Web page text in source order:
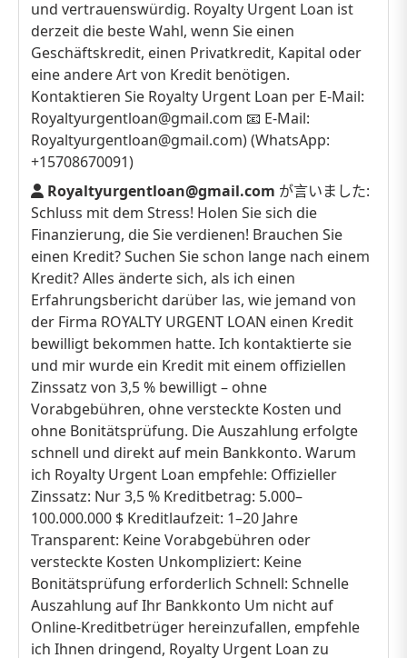
und vertrauenswürdig. Royalty Urgent Loan ist
derzeit die beste Wahl, wenn Sie einen
Geschäftskredit, einen Privatkredit, Kapital oder
eine andere Art von Kredit benötigen.
Kontaktieren Sie Royalty Urgent Loan per E-Mail:
Royaltyurgentloan@gmail.com 📧 E-Mail:
Royaltyurgentloan@gmail.com) (WhatsApp:
+15708670091)
Royaltyurgentloan@gmail.com が言いました:
Schluss mit dem Stress! Holen Sie sich die
Finanzierung, die Sie verdienen! Brauchen Sie
einen Kredit? Suchen Sie schon lange nach einem
Kredit? Alles änderte sich, als ich einen
Erfahrungsbericht darüber las, wie jemand von
der Firma ROYALTY URGENT LOAN einen Kredit
bewilligt bekommen hatte. Ich kontaktierte sie
und mir wurde ein Kredit mit einem offiziellen
Zinssatz von 3,5 % bewilligt – ohne
Vorabgebühren, ohne versteckte Kosten und
ohne Bonitätsprüfung. Die Auszahlung erfolgte
schnell und direkt auf mein Bankkonto. Warum
ich Royalty Urgent Loan empfehle: Offizieller
Zinssatz: Nur 3,5 % Kreditbetrag: 5.000–
100.000.000 $ Kreditlaufzeit: 1–20 Jahre
Transparent: Keine Vorabgebühren oder
versteckte Kosten Unkompliziert: Keine
Bonitätsprüfung erforderlich Schnell: Schnelle
Auszahlung auf Ihr Bankkonto Um nicht auf
Online-Kreditbetrüger hereinzufallen, empfehle
ich Ihnen dringend, Royalty Urgent Loan zu